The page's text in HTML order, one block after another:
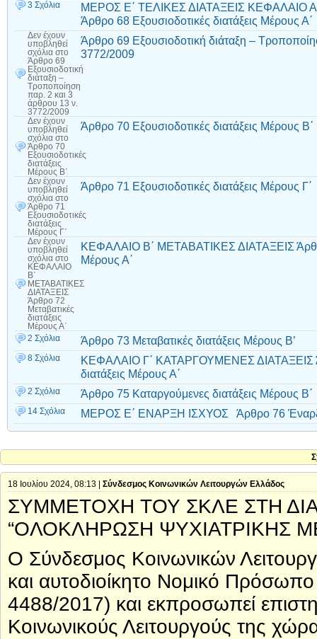
3 Σχόλια
ΜΕΡΟΣ Ε΄ ΤΕΛΙΚΕΣ ΔΙΑΤΑΞΕΙΣ ΚΕΦΑΛΑΙΟ
Άρθρο 68 Εξουσιοδοτικές διατάξεις Μέρους Α΄
Δεν έχουν
υποβληθεί
σχόλια στο
Άρθρο 69
Εξουσιοδοτική
διάταξη –
Τροποποίηση
παρ. 2 και 3
άρθρου 13 ν.
3772/2009
Άρθρο 69 Εξουσιοδοτική διάταξη –
3772/2009
Δεν έχουν
υποβληθεί
σχόλια στο
Άρθρο 70
Εξουσιοδοτικές
διατάξεις
Μέρους Β΄
Άρθρο 70 Εξουσιοδοτικές διατάξεις Μέρους Β΄
Δεν έχουν
υποβληθεί
σχόλια στο
Άρθρο 71
Εξουσιοδοτικές
διατάξεις
Μέρους Γ΄
Άρθρο 71 Εξουσιοδοτικές διατάξεις Μέρους Γ΄
Δεν έχουν
υποβληθεί
σχόλια στο
ΚΕΦΑΛΑΙΟ
Β΄
ΜΕΤΑΒΑΤΙΚΕΣ
ΔΙΑΤΑΞΕΙΣ
Άρθρο 72
Μεταβατικές
διατάξεις
Μέρους Α΄
ΚΕΦΑΛΑΙΟ Β΄ ΜΕΤΑΒΑΤΙΚΕΣ ΔΙΑΤΑΞΕΙΣ Άρθρο
Μέρους Α΄
2 Σχόλια Άρθρο 73 Μεταβατικές διατάξεις Μέρους Β’
8 Σχόλια
ΚΕΦΑΛΑΙΟ Γ΄ ΚΑΤΑΡΓΟΥΜΕΝΕΣ ΔΙΑΤΑΞΕΙΣ
διατάξεις Μέρους Α΄
2 Σχόλια Άρθρο 75 Καταργούμενες διατάξεις Μέρους Β΄
14 Σχόλια ΜΕΡΟΣ Ε΄ ΕΝΑΡΞΗ ΙΣΧΥΟΣ Άρθρο 76
18 Ιουλίου 2024, 08:13 | Σύνδεσμος Κοινωνικών Λειτουργών Ελλάδος
ΣΥΜΜΕΤΟΧΗ ΤΟΥ ΣΚΛΕ ΣΤΗ
“ΟΛΟΚΛΗΡΩΣΗ ΨΥΧΙΑΤΡΙΚΗΣ
Ο Σύνδεσμος Κοινωνικών
και αυτοδιοίκητο Νομικό
4488/2017) και εκπροσωπεί
Κοινωνικούς Λειτουργούς της